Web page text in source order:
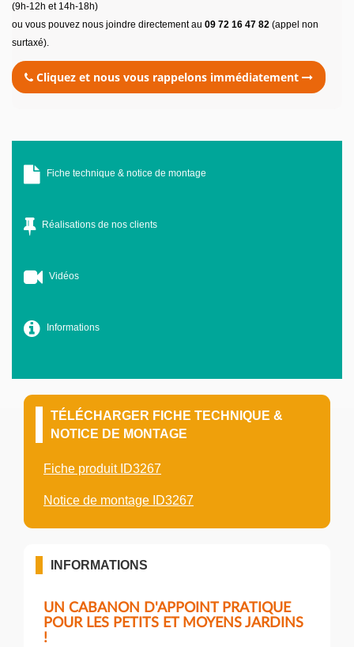
(9h-12h et 14h-18h)
ou vous pouvez nous joindre directement au 09 72 16 47 82 (appel non
surtaxé).
Cliquez et nous vous rappelons immédiatement
Fiche technique & notice de montage
Réalisations de nos clients
Vidéos
Informations
TÉLÉCHARGER FICHE TECHNIQUE &
NOTICE DE MONTAGE
Fiche produit ID3267
Notice de montage ID3267
INFORMATIONS
UN CABANON D'APPOINT PRATIQUE
POUR LES PETITS ET MOYENS JARDINS
!